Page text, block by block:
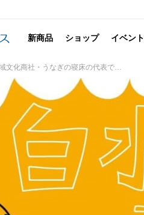
新商品 ショップ イベント
社・うなぎの寝床の代表である白水が、テーマに沿って対話する動画コンテンツ「白水の部屋（仮）」スタート！